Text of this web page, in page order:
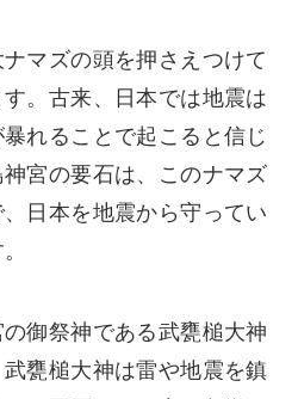
マズの頭を押さえつけて
。古来、日本では地震は
れることで起こると信じ
宮の要石は、このナマズ
日本を地震から守ってい
御祭神である武甕槌大神
甕槌大神は雷や地震を鎮